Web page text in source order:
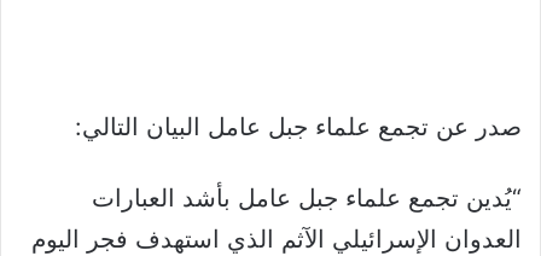
صدر عن تجمع علماء جبل عامل البيان التالي:
“يُدين تجمع علماء جبل عامل بأشد العبارات
العدوان الإسرائيلي الآثم الذي استهدف فجر اليوم